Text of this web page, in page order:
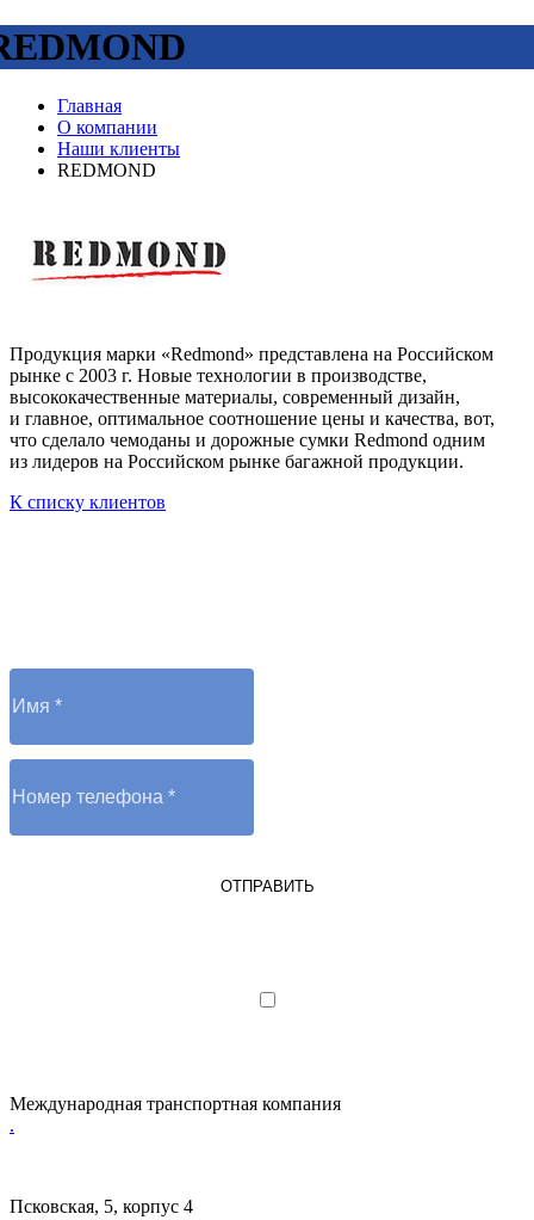
Главная
О компании
Наши клиенты
REDMOND
Продукция марки «Redmond» представлена на Российском
рынке с 2003 г. Новые технологии в производстве,
высококачественные материалы, современный дизайн,
и главное, оптимальное соотношение цены и качества, вот,
что сделало чемоданы и дорожные сумки Redmond одним
из лидеров на Российском рынке багажной продукции.
К списку клиентов
ОТПРАВИТЬ
Международная транспортная компания
.
Псковская, 5, корпус 4